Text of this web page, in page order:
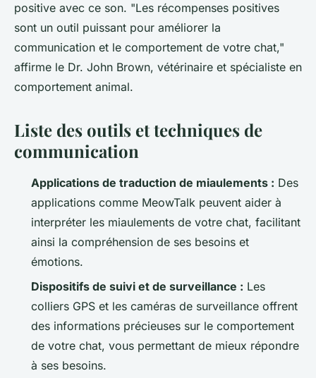
positive avec ce son. "Les récompenses positives
sont un outil puissant pour améliorer la
communication et le comportement de votre chat,"
affirme le Dr. John Brown, vétérinaire et spécialiste en
comportement animal.
Liste des outils et techniques de
communication
Applications de traduction de miaulements : Des
applications comme MeowTalk peuvent aider à
interpréter les miaulements de votre chat, facilitant
ainsi la compréhension de ses besoins et
émotions.
Dispositifs de suivi et de surveillance : Les
colliers GPS et les caméras de surveillance offrent
des informations précieuses sur le comportement
de votre chat, vous permettant de mieux répondre
à ses besoins.